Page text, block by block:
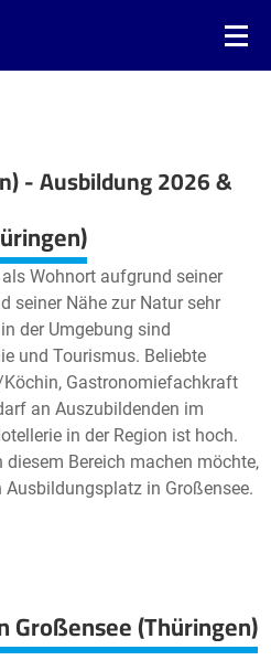
- Ausbildung 2026 &
Wohnort aufgrund seiner
seiner Nähe zur Natur sehr
der Umgebung sind
und Tourismus. Beliebte
Gastronomiefachkraft
an Auszubildenden im
in der Region ist hoch.
Bereich machen möchte,
in Großensee.
(Thüringen)